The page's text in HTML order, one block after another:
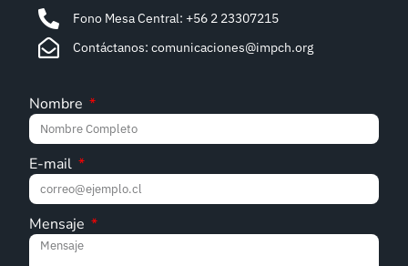
Fono Mesa Central: +56 2 23307215
Contáctanos: comunicaciones@impch.org
Nombre
E-mail
Mensaje